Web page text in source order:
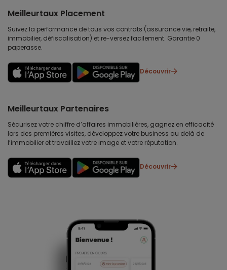
Meilleurtaux Placement
Suivez la performance de tous vos contrats (assurance vie, retraite,
immobilier, défiscalisation) et re-versez facilement. Garantie 0
paperasse.
Découvrir
Meilleurtaux Partenaires
Sécurisez votre chiffre d’affaires immobilières, gagnez en efficacité
lors des premières visites, développez votre business au delà de
l’immobilier et travaillez votre image et votre réputation.
Découvrir